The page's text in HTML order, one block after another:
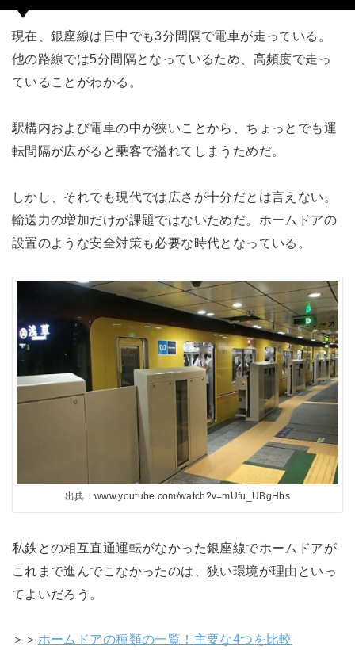
現在、銀座線は日中でも3分間隔で電車が走っている。
他の路線では5分間隔となっているため、高頻度で走っ
ていることがわかる。
駅構内および電車の中が狭いことから、ちょっとでも運
転間隔が広がると乗客で溢れてしまうためだ。
しかし、それでも現代では広さが十分だとは言えない。
輸送力の増加だけが課題ではないためだ。ホームドアの
設置のような安全対策も必要な時代となっている。
出典：www.youtube.com/watch?v=mUfu_UBgHbs
私鉄との相互直通運転がなかった銀座線でホームドアが
これまで進んでこなかったのは、狭い環境が理由といっ
てよいだろう。
＞＞ ホームドアの種類の一覧！主要な4つを比較